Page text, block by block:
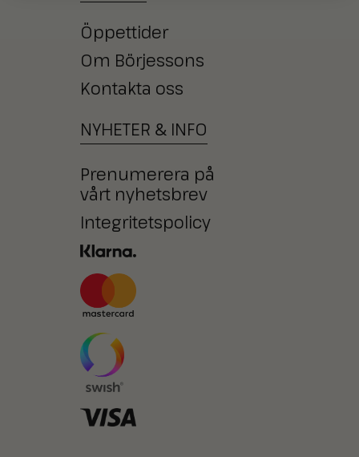
Öppettider
Om Börjessons
Kontakta oss
NYHETER & INFO
Prenumerera på
vårt nyhetsbrev
Integritetspolicy